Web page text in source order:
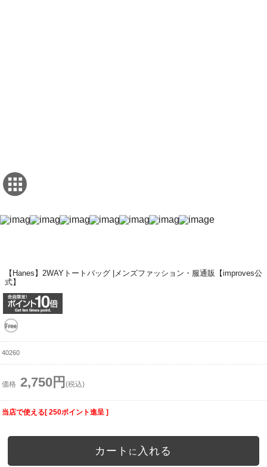
【Hanes】2WAYトートバッグ |メンズファッション・服通販【improves公
式】
40260
価格 2,750円 (税込)
当店で使える[ 250ポイント進呈 ]
カート に 入れる